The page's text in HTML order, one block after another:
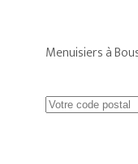
Menuisiers à